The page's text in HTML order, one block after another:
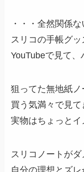
・・・全然関係な
スリコの手帳グ
YouTubeで見て、
狙ってた無地紙ノ
買う気満々で見て
実物はちょっと
スリコノートがダ
自分の理想とズレ